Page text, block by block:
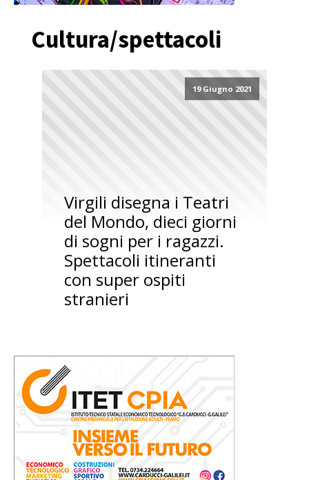
Cultura/spettacoli
19 Giugno 2021
Virgili disegna i Teatri
del Mondo, dieci giorni
di sogni per i ragazzi.
Spettacoli itineranti
con super ospiti
stranieri